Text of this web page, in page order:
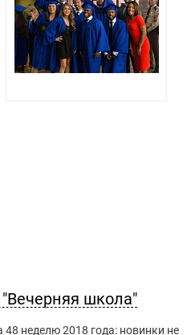
школа"
48 неделю 2018 года: новинки не